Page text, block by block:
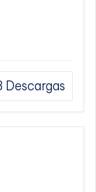
Descargas